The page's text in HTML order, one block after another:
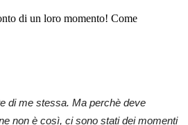
di un loro momento! Come
di me stessa. Ma perchè deve
non è così, ci sono stati dei momenti